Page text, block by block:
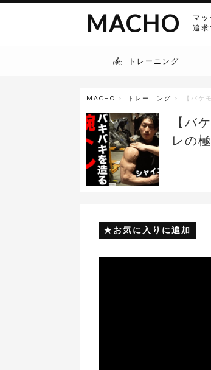
マ
追求
MACHO
トレーニング
MACHO > トレーニング > 【バケ
【バ
レの
お気に入りに追加